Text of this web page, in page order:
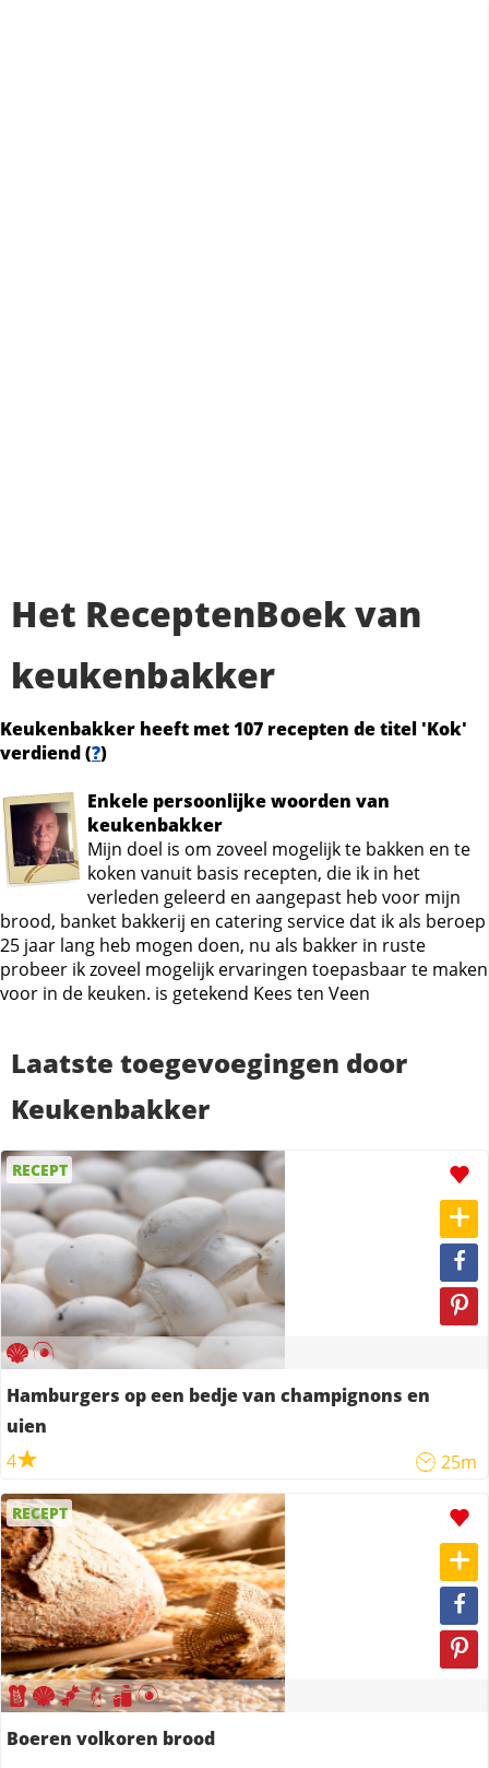
Het ReceptenBoek van
keukenbakker
Keukenbakker heeft met 107 recepten de titel 'Kok'
verdiend (?)
Enkele persoonlijke woorden van
keukenbakker
Mijn doel is om zoveel mogelijk te bakken en te
koken vanuit basis recepten, die ik in het
verleden geleerd en aangepast heb voor mijn
brood, banket bakkerij en catering service dat ik als beroep
25 jaar lang heb mogen doen, nu als bakker in ruste
probeer ik zoveel mogelijk ervaringen toepasbaar te maken
voor in de keuken. is getekend Kees ten Veen
Laatste toegevoegingen door
Keukenbakker
RECEPT
Hamburgers op een bedje van champignons en
uien
4
25m
RECEPT
Boeren volkoren brood